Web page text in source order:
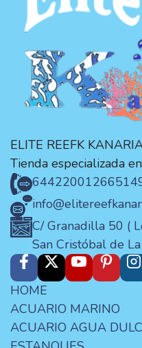
ELITE REEFK
Tienda especializada
644220012
C/ Granadilla 50 (
San Cristóbal de
HOME
ACUARIO MARINO
ACUARIO AGUA